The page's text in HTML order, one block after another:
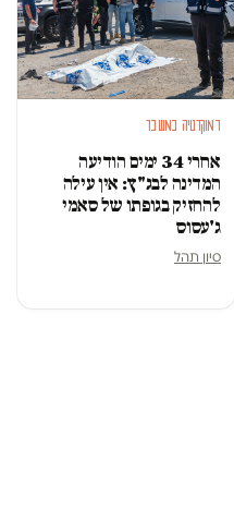
דמוקרטיה במשבר
אחרי 34 ימים הודיעה
המדינה לבג"ץ: אין עילה
להחזיק בגופתו של סאמי
ג'עסוס
סיון תהל